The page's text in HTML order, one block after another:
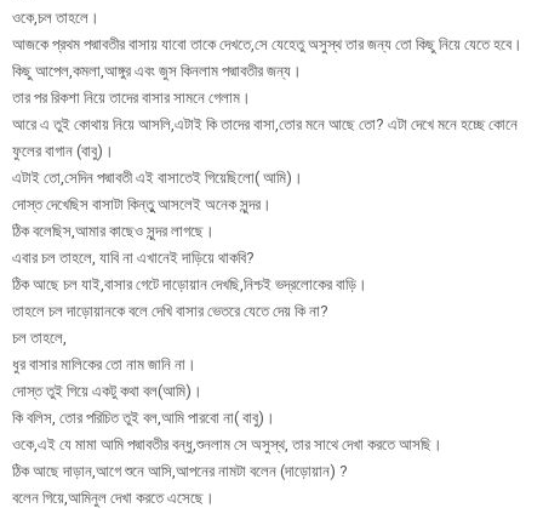
ওকে,চল তাহলে।
আজকে প্রথম পদ্মাবতীর বাসায় যাবো তাকে দেখতে,সে যেহেতু অসুস্থ তার জন্য তো কিছু নিয়ে যেতে হবে।
কিছু আপেল,কমলা,আঙ্গুর এবং জুস কিনলাম পদ্মাবতীর জন্য।
তার পর রিকশা নিয়ে তাদের বাসার সামনে গেলাম।
আরে এ তুই কোথায় নিয়ে আসলি,এটাই কি তাদের বাসা,তোর মনে আছে তো? এটা দেখে মনে হচ্ছে কোনে
ফুলের বাগান (বাবু)।
এটাই তো,সেদিন পদ্মাবতী এই বাসাতেই গিয়েছিলো( আমি)।
দোস্ত দেখেছিস বাসাটা কিন্তুু আসলেই অনেক সুন্দর।
ঠিক বলেছিস,আমার কাছেও সুন্দর লাগছে।
এবার চল তাহলে, যাবি না এখানেই দাড়িয়ে থাকবি?
ঠিক আছে চল যাই,বাসার গেটে দাড়োয়ান দেখছি,নিশ্চই ভদ্রলোকের বাড়ি।
তাহলে চল দাড়োয়ানকে বলে দেখি বাসার ভেতরে যেতে দেয় কি না?
চল তাহলে,
ধুর বাসার মালিকের তো নাম জানি না।
দোস্ত তুই গিয়ে একটু কথা বল(আমি)।
কি বলিস, তোর পরিচিত তুই বল,আমি পারবো না( বাবু)।
ওকে,এই যে মামা আমি পদ্মাবতীর বন্ধু,শুনলাম সে অসুস্থ, তার সাথে দেখা করতে আসছি।
ঠিক আছে দাড়ান,আগে শুনে আসি,আপনের নামটা বলেন (দাড়োয়ান) ?
বলেন গিয়ে,আমিনুল দেখা করতে এসেছে।